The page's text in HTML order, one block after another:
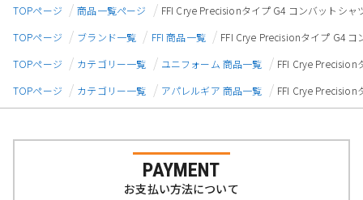
TOPページ 商品一覧ページ
FFI Crye Precisionタイプ G4 コンバットシ
TOPページ
ブランド一覧 FFI 商品一覧
FFI Crye Precisionタイプ G4
TOPページ
カテゴリー一覧 ユニフォーム 商品一覧
FFI Crye Precision
TOPページ
カテゴリー一覧 アパレルギア 商品一覧 FFI Crye Precision
PAYMENT
お支払い方法について